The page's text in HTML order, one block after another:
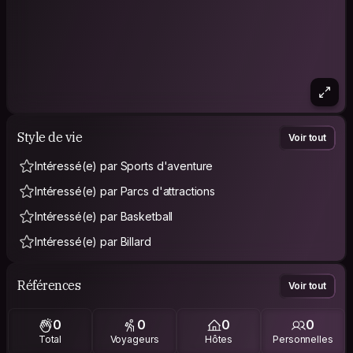
Style de vie Voir tout
Intéressé(e) par Sports d'aventure
Intéressé(e) par Parcs d'attractions
Intéressé(e) par Basketball
Intéressé(e) par Billard
Références Voir tout
0
Total
0
Voyageurs
0
Hôtes
0
Personnelles